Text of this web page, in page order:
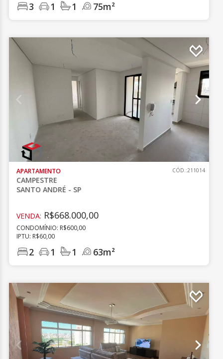
3 1 1 75m²
APARTAMENTO
CAMPESTRE
SANTO ANDRÉ - SP
CÓD.:211014
VENDA: R$668.000,00
CONDOMÍNIO: R$600,00
IPTU: R$60,00
2 1 1 63m²